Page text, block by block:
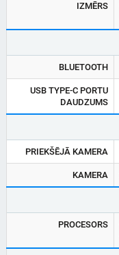
IZMĒRS
BLUETOOTH
USB TYPE-C PORTU
DAUDZUMS
PRIEKŠĒJĀ KAMERA
KAMERA
PROCESORS